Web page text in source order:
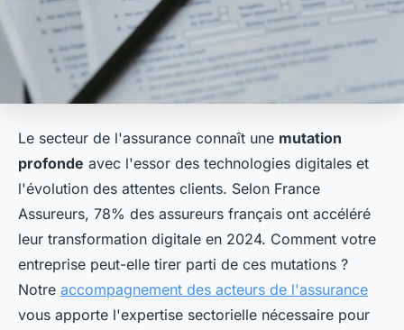
Le secteur de l'assurance connaît une mutation
profonde avec l'essor des technologies digitales et
l'évolution des attentes clients. Selon France
Assureurs, 78% des assureurs français ont accéléré
leur transformation digitale en 2024. Comment votre
entreprise peut-elle tirer parti de ces mutations ?
Notre accompagnement des acteurs de l'assurance
vous apporte l'expertise sectorielle nécessaire pour